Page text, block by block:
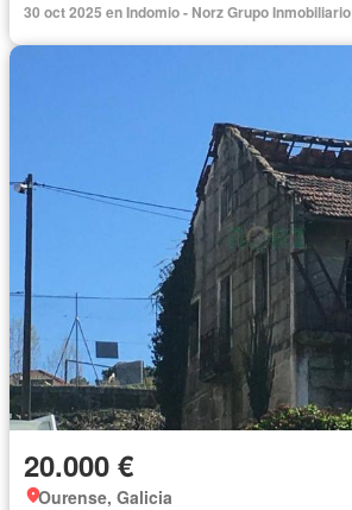
30 oct 2025 en Indomio - Norz Grupo Inmobiliario
20.000 €
Ourense, Galicia